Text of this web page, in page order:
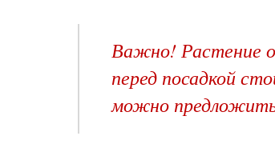
Важно! Растение
перед посадкой
можно предложить